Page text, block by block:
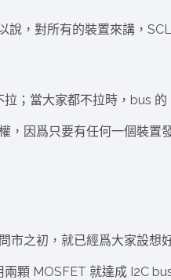
說，對所有的裝置來講，SCL
；當大家都不拉時，bus 的
，因爲只要有任何一個裝置
市之初，就已經爲大家設想
顆 MOSFET 就達成 I2C